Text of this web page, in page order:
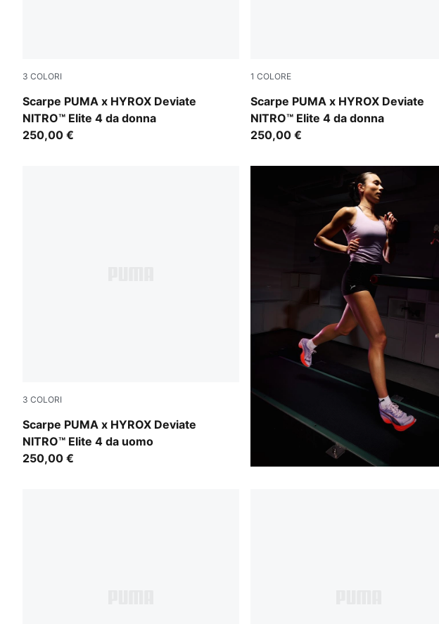
3 COLORI
Scarpe PUMA x HYROX Deviate
NITRO™ Elite 4 da donna
Intense Mint-Light Lavender
250,00 €
1 COLORE
Scarpe PUMA x HYROX Deviate
NITRO™ Elite 4 da donna
Pure Pink-Electric Orchid-Deep Plum
250,00 €
3 COLORI
Scarpe PUMA x HYROX Deviate
NITRO™ Elite 4 da uomo
PUMA Black-Vibrant Yellow
250,00 €